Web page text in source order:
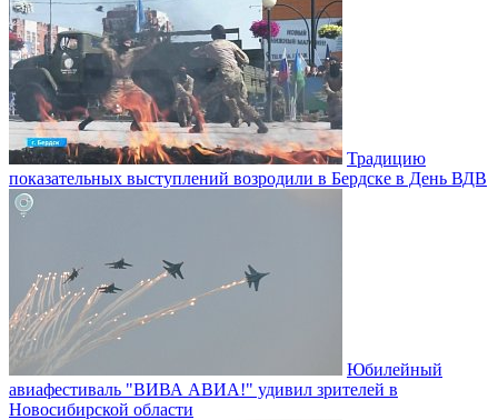
Традицию
показательных выступлений возродили в Бердске в День ВДВ
Юбилейный
авиафестиваль "ВИВА АВИА!" удивил зрителей в
Новосибирской области